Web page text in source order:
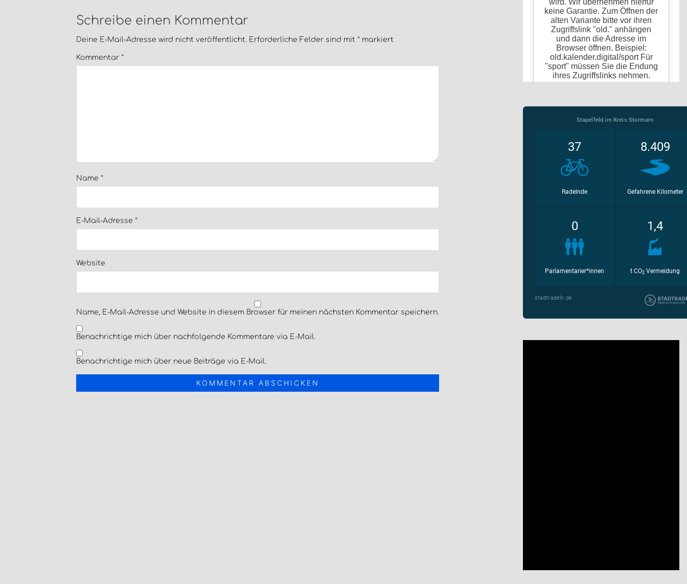
Schreibe einen Kommentar
Deine E-Mail-Adresse wird nicht veröffentlicht. Erforderliche Felder sind mit* markiert
Kommentar*
Name*
E-Mail-Adresse*
Website
Name, E-Mail-Adresse und Website in diesem Browser für meinen nächsten Kommentar speichern.
Benachrichtige mich über nachfolgende Kommentare via E-Mail.
Benachrichtige mich über neue Beiträge via E-Mail.